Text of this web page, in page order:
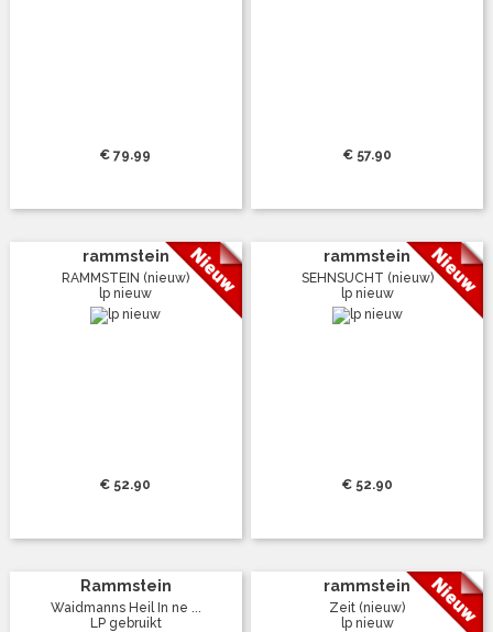
€ 79.99 € 57.90
rammstein
RAMMSTEIN (nieuw)
lp nieuw
€ 52.90
rammstein
SEHNSUCHT (nieuw)
lp nieuw
€ 52.90
Rammstein
Waidmanns Heil In ne ...
LP gebruikt
rammstein
Zeit (nieuw)
lp nieuw